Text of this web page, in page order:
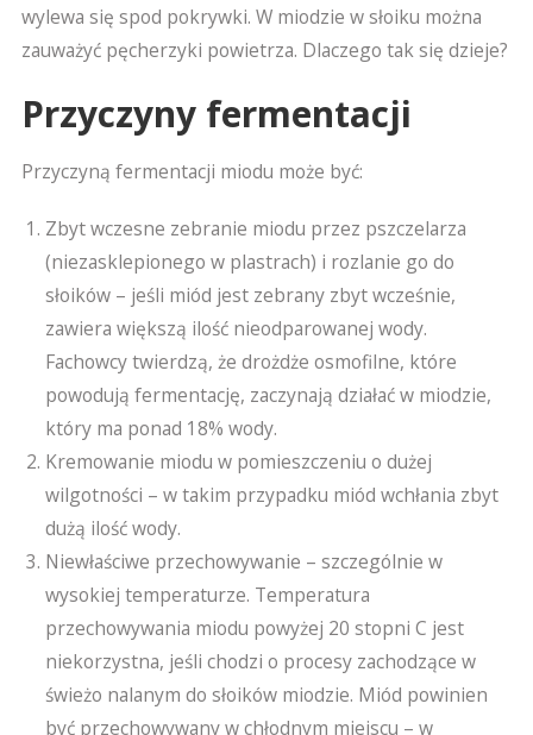
wylewa się spod pokrywki. W miodzie w słoiku można
zauważyć pęcherzyki powietrza. Dlaczego tak się dzieje?
Przyczyny fermentacji
Przyczyną fermentacji miodu może być:
Zbyt wczesne zebranie miodu przez pszczelarza
(niezasklepionego w plastrach) i rozlanie go do
słoików – jeśli miód jest zebrany zbyt wcześnie,
zawiera większą ilość nieodparowanej wody.
Fachowcy twierdzą, że drożdże osmofilne, które
powodują fermentację, zaczynają działać w miodzie,
który ma ponad 18% wody.
Kremowanie miodu w pomieszczeniu o dużej
wilgotności – w takim przypadku miód wchłania zbyt
dużą ilość wody.
Niewłaściwe przechowywanie – szczególnie w
wysokiej temperaturze. Temperatura
przechowywania miodu powyżej 20 stopni C jest
niekorzystna, jeśli chodzi o procesy zachodzące w
świeżo nalanym do słoików miodzie. Miód powinien
być przechowywany w chłodnym miejscu – w